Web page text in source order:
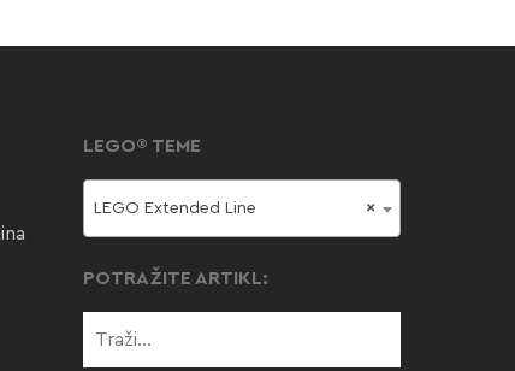
LEGO® TEME
×
LEGO Extended Line
POTRAŽITE ARTIKL: